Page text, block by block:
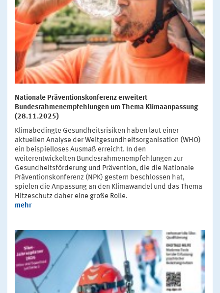
Nationale Präventionskonferenz erweitert
Bundesrahmenempfehlungen um Thema Klimaanpassung
(28.11.2025)
Klimabedingte Gesundheitsrisiken haben laut einer
aktuellen Analyse der Weltgesundheitsorganisation (WHO)
ein beispielloses Ausmaß erreicht. In den
weiterentwickelten Bundesrahmenempfehlungen zur
Gesundheitsförderung und Prävention, die die Nationale
Präventionskonferenz (NPK) gestern beschlossen hat,
spielen die Anpassung an den Klimawandel und das Thema
Hitzeschutz daher eine große Rolle.
mehr